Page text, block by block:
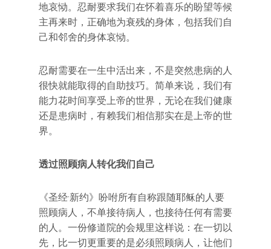
地哀恸。忍耐要求我们在怀着喜乐的盼望等候
主再来时，正确地为衰残的身体，包括我们自
己和邻舍的身体哀恸。
忍耐需要在一生中活出来，不是突然患病的人
很快就能取得的自助技巧。简单来说，我们有
能力花时间享受上帝的世界，无论在我们健康
还是患病时，有赖我们相信那实在是上帝的世
界。
透过照顾病人转化我们自己
《圣经·新约》吩咐所有自称跟随耶稣的人要
照顾病人，不单接待病人，也接待任何有需要
的人。一份修道院的会规里这样说：在一切以
先，比一切更重要的是必须照顾病人，让他们